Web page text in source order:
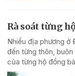
Rà soát từng
Nhiều địa phương ở
đến từng thôn,
của từng hộ đồng